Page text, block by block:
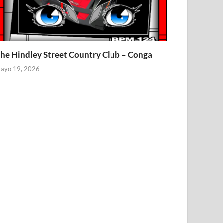
Hindley Street Country Club – Conga
19, 2026